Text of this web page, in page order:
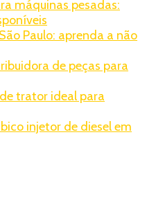
máquinas pesadas:
Paulo: aprenda a não
de peças para
trator ideal para
injetor de diesel em